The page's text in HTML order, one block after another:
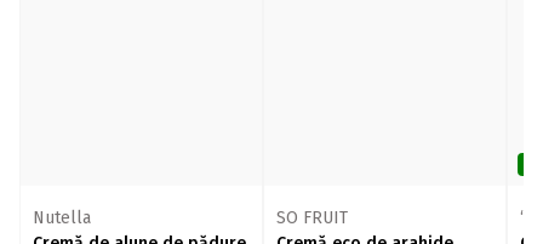
Nutella
SO FRUIT